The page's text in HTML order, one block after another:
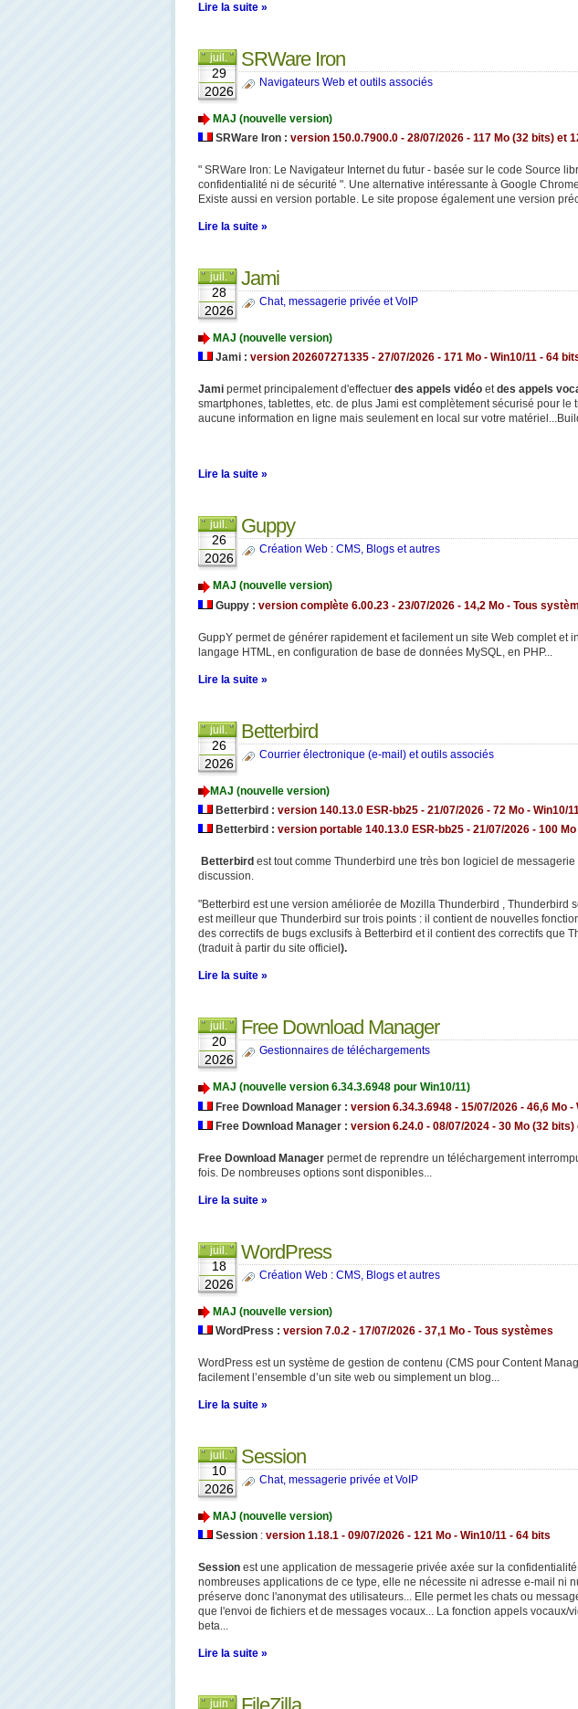
Lire la suite »
juil.
29
2026
SRWare Iron
Navigateurs Web et outils associés
MAJ (nouvelle version)
SRWare Iron : version 150.0.7900.0 - 28/07/2026 - 117 Mo (32 bits) et
" SRWare Iron: Le Navigateur Internet du futur - basée sur le code Source
confidentialité ni de sécurité ". Une alternative intéressante à Google
Existe aussi en version portable. Le site propose également une version
Lire la suite »
juil.
28
2026
Jami
Chat, messagerie privée et VoIP
MAJ (nouvelle version)
Jami : version 202607271335 - 27/07/2026 - 171 Mo - Win10/11 - 64
Jami permet principalement d'effectuer des appels vidéo etdes appels
smartphones, tablettes, etc. de plus Jami est complètement sécurisé pour le
aucune information en ligne mais seulement en local sur votre
Lire la suite »
juil.
26
2026
Guppy
Création Web : CMS, Blogs et autres
MAJ (nouvelle version)
Guppy : version complète 6.00.23 - 23/07/2026 - 14,2 Mo - Tous
GuppY permet de générer rapidement et facilement un site Web complet et
langage HTML, en configuration de base de données MySQL, en PHP...
Lire la suite »
juil.
26
2026
Betterbird
Courrier électronique (e-mail) et outils associés
MAJ (nouvelle version)
Betterbird : version 140.13.0 ESR-bb25 - 21/07/2026 - 72 Mo - Win10/
Betterbird : version portable 140.13.0 ESR-bb25 - 21/07/2026 - 100
Betterbird est tout comme Thunderbird une très bon logiciel de
discussion.
"Betterbird est une version améliorée de Mozilla Thunderbird , Thunderbird
est meilleur que Thunderbird sur trois points : il contient de nouvelles
des correctifs de bugs exclusifs à Betterbird et il contient des correctifs que
(traduit à partir du site officiel ).
Lire la suite »
juil.
20
2026
Free Download Manager
Gestionnaires de téléchargements
MAJ (nouvelle version 6.34.3.6948 pour Win10/11)
Free Download Manager : version 6.34.3.6948 - 15/07/2026 - 46,6 Mo -
Free Download Manager : version 6.24.0 - 08/07/2024 - 30 Mo (32
Free Download Manager permet de reprendre un téléchargement
fois. De nombreuses options sont disponibles...
Lire la suite »
juil.
18
2026
WordPress
Création Web : CMS, Blogs et autres
MAJ (nouvelle version)
WordPress : version 7.0.2 - 17/07/2026 - 37,1 Mo - Tous systèmes
WordPress est un système de gestion de contenu (CMS pour Content
facilement l’ensemble d’un site web ou simplement un blog...
Lire la suite »
juil.
10
2026
Session
Chat, messagerie privée et VoIP
MAJ (nouvelle version)
Session : version 1.18.1 - 09/07/2026 - 121 Mo - Win10/11 - 64 bits
Session est une application de messagerie privée axée sur la
nombreuses applications de ce type, elle ne nécessite ni adresse e-mail ni
préserve donc l'anonymat des utilisateurs... Elle permet les chats ou
que l'envoi de fichiers et de messages vocaux... La fonction appels vocaux/
beta...
Lire la suite »
juin